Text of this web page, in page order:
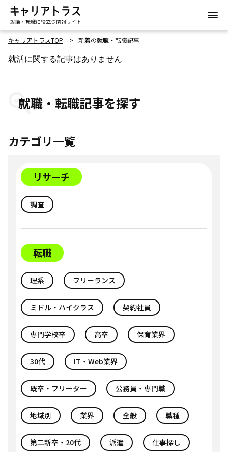
就職・転職に役立つ情報サイト
キャリアトラスTOP 新着の就職・転職記事
就活に関する記事はありません
就職・転職記事を探す
カテゴリ一覧
リサーチ
調査
転職
理系 フリーランス
ミドル・ハイクラス 契約社員
専門学校卒 高卒 保育業界
30代 IT・Web業界
既卒・フリーター 公務員・専門職
地域別 業界 全般 職種
第二新卒・20代 派遣 仕事探し